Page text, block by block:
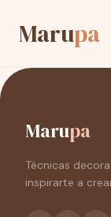
Marupa
Marupa
Técnicas
inspirarte a